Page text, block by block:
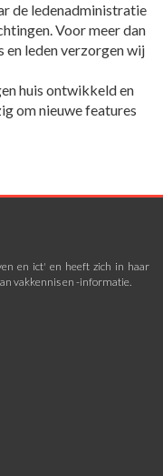
de ledenadministratie
Voor meer dan
en leden verzorgen wij
huis ontwikkeld en
om nieuwe features
en ict' en heeft zich in haar
vakkennis en -informatie.